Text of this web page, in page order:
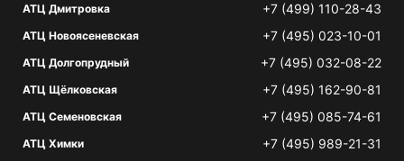
АТЦ Дмитровка +7 (499) 110-28-43
АТЦ Новоясеневская +7 (495) 023-10-01
АТЦ Долгопрудный +7 (495) 032-08-22
АТЦ Щёлковская +7 (495) 162-90-81
АТЦ Семеновская +7 (495) 085-74-61
АТЦ Химки +7 (495) 989-21-31